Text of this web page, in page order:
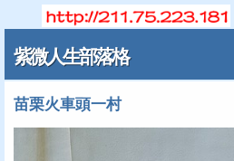
紫微人生部落格
苗栗火車頭一村